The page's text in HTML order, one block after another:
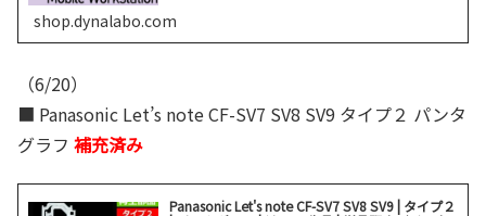
shop.dynalabo.com
（6/20）
■ Panasonic Let’s note CF-SV7 SV8 SV9 タイプ２ パンタ
グラフ 補充済み
Panasonic Let's note CF-SV7 SV8 SV9 | タイプ２